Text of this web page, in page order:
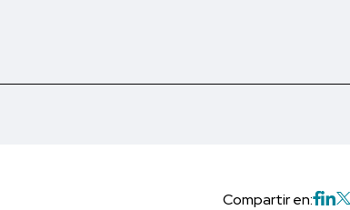
Compartir en: